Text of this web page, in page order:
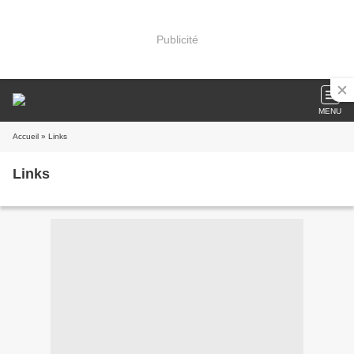
Publicité
MENU
Accueil » Links
Links